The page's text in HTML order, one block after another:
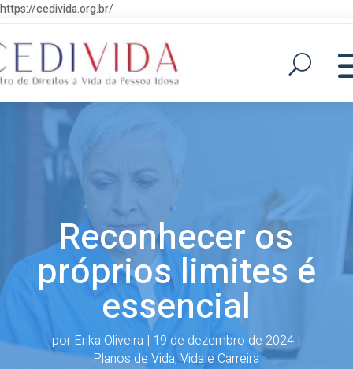
https://cedivida.org.br/
Reconhecer os
próprios limites é
essencial
por Erika Oliveira | 19 de dezembro de 2024 |
Planos de Vida,Vida e Carreira